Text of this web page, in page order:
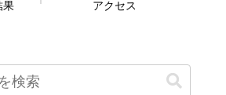
果 アクセス